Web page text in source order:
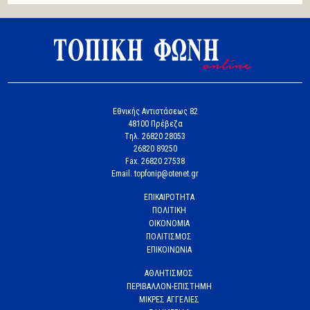
Εθνικής Αντιστάσεως 82
48100 Πρέβεζα
Tηλ. 26820 28053
26820 89250
Fax. 26820 27538
Email. topfonip@otenet.gr
ΕΠΙΚΑΙΡΟΤΗΤΑ
ΠΟΛΙΤΙΚΗ
ΟΙΚΟΝΟΜΙΑ
ΠΟΛΙΤΙΣΜΟΣ
ΕΠΙΚΟΙΝΩΝΙΑ
ΑΘΛΗΤΙΣΜΟΣ
ΠΕΡΙΒΑΛΛΟΝ-ΕΠΙΣΤΗΜΗ
ΜΙΚΡΕΣ ΑΓΓΕΛΙΕΣ